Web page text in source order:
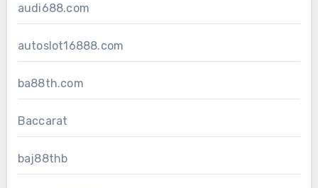
audi688.com
autoslot16888.com
ba88th.com
Baccarat
baj88thb